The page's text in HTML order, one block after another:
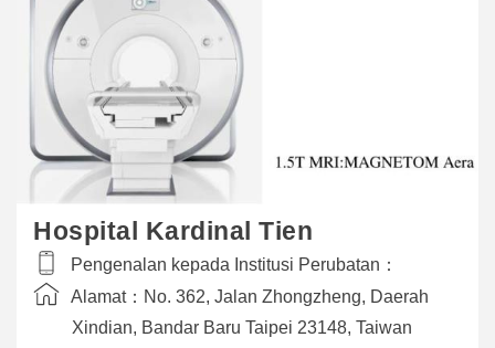
Hospital Kardinal Tien
Pengenalan kepada Institusi Perubatan：
Alamat： No. 362, Jalan Zhongzheng, Daerah
Xindian, Bandar Baru Taipei 23148, Taiwan